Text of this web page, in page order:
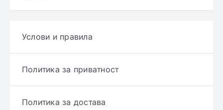
Услови и правила
Политика за приватност
Политика за достава